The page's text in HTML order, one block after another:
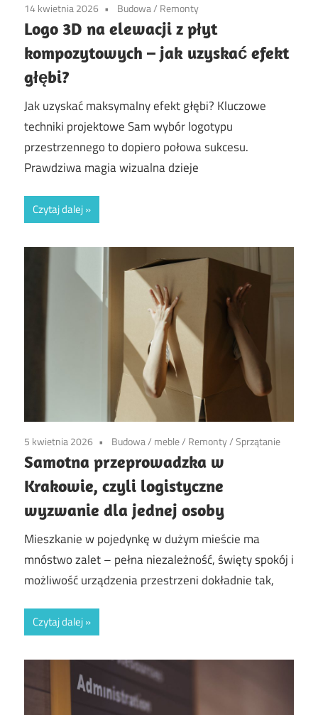
14 kwietnia 2026 Budowa/ Remonty
Logo 3D na elewacji z płyt
kompozytowych – jak uzyskać efekt
głębi?
Jak uzyskać maksymalny efekt głębi? Kluczowe
techniki projektowe Sam wybór logotypu
przestrzennego to dopiero połowa sukcesu.
Prawdziwa magia wizualna dzieje
Czytaj dalej
5 kwietnia 2026 Budowa/ meble/ Remonty/Sprzątanie
Samotna przeprowadzka w
Krakowie, czyli logistyczne
wyzwanie dla jednej osoby
Mieszkanie w pojedynkę w dużym mieście ma
mnóstwo zalet – pełna niezależność, święty spokój i
możliwość urządzenia przestrzeni dokładnie tak,
Czytaj dalej